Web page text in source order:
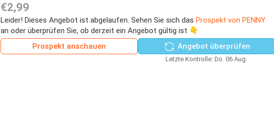
€2,99
Leider! Dieses Angebot ist abgelaufen. Sehen Sie sich das Prospekt von PENNY
an oder überprüfen Sie, ob derzeit ein Angebot gültig ist 👇
Prospekt anschauen
Angebot überprüfen
Letzte Kontrolle: Do. 06 Aug.